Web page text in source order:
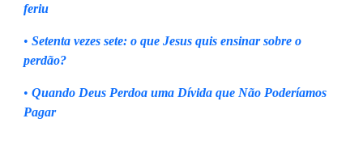
feriu
• Setenta vezes sete: o que Jesus quis ensinar sobre o
perdão?
• Quando Deus Perdoa uma Dívida que Não Poderíamos
Pagar